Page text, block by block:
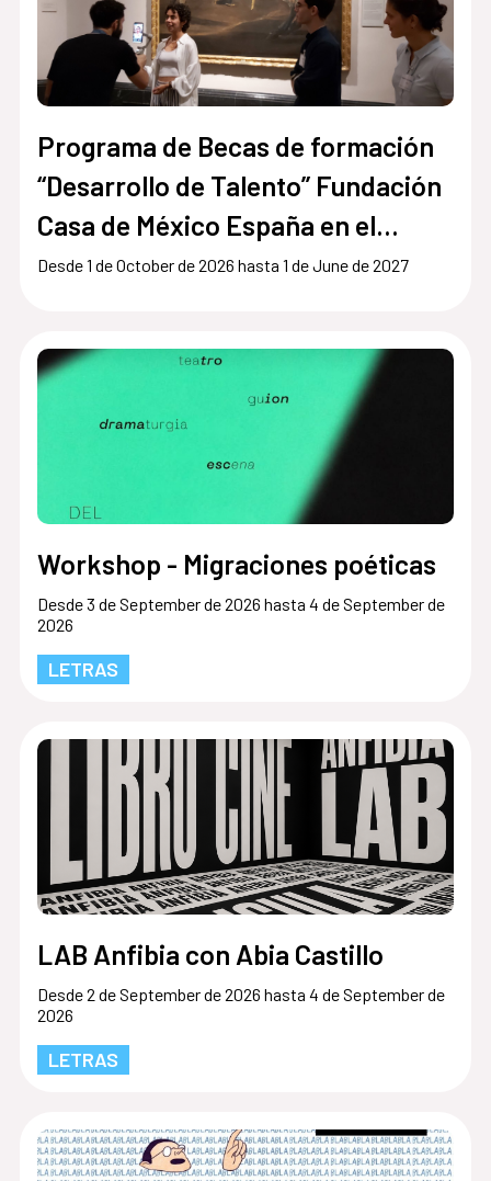
Programa de Becas de formación
“Desarrollo de Talento” Fundación
Casa de México España en el
Museo del Prado
Desde 1 de October de 2026 hasta 1 de June de 2027
Workshop - Migraciones poéticas
Desde 3 de September de 2026 hasta 4 de September de
2026
LETRAS
LAB Anfibia con Abia Castillo
Desde 2 de September de 2026 hasta 4 de September de
2026
LETRAS